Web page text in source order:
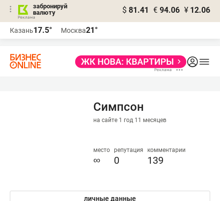
забронируй
валюту
$ 81.41 € 94.06 ¥ 12.06
Казань17.5° Москва21°
Симпсон
на сайте 1 год 11 месяцев
место
∞
репутация
0
комментарии
139
личные данные